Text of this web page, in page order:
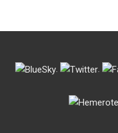
. .